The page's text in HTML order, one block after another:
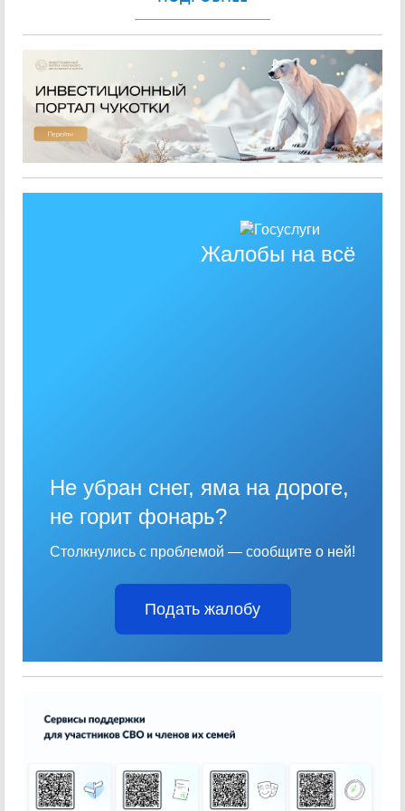
Жалобы на всё
Не убран снег, яма на дороге,
не горит фонарь?
Столкнулись с проблемой — сообщите о ней!
Подать жалобу